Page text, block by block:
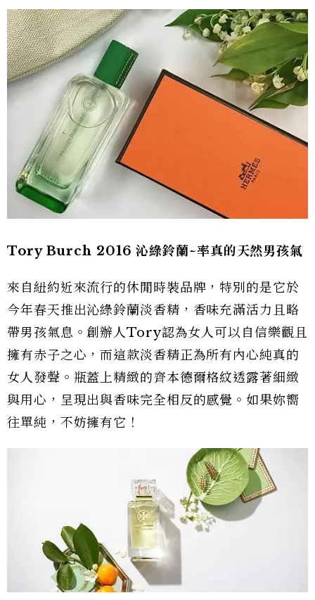
Tory Burch 2016 沁綠鈴蘭~率真的天然男孩氣
來自紐約近來流行的休閒時裝品牌，特別的是它於
今年春天推出沁綠鈴蘭淡香精，香味充滿活力且略
帶男孩氣息。創辦人Tory認為女人可以自信樂觀且
擁有赤子之心，而這款淡香精正為所有內心純真的
女人發聲。瓶蓋上精緻的齊本德爾格紋透露著細緻
與用心，呈現出與香味完全相反的感覺。如果妳嚮
往單純，不妨擁有它！